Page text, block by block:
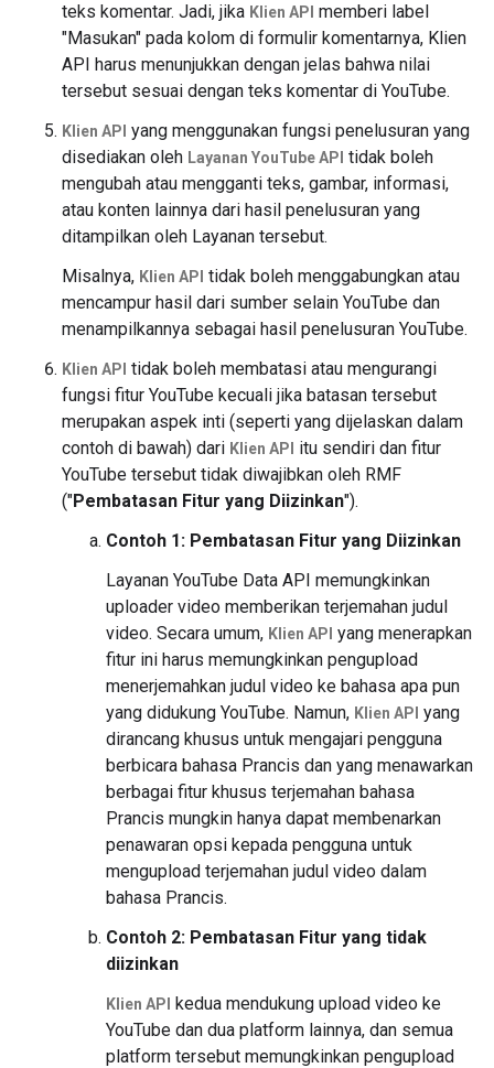
teks komentar. Jadi, jika Klien API memberi label
"Masukan" pada kolom di formulir komentarnya, Klien
API harus menunjukkan dengan jelas bahwa nilai
tersebut sesuai dengan teks komentar di YouTube.
Klien API yang menggunakan fungsi penelusuran yang
disediakan oleh Layanan YouTube API tidak boleh
mengubah atau mengganti teks, gambar, informasi,
atau konten lainnya dari hasil penelusuran yang
ditampilkan oleh Layanan tersebut.
Misalnya, Klien API tidak boleh menggabungkan atau
mencampur hasil dari sumber selain YouTube dan
menampilkannya sebagai hasil penelusuran YouTube.
Klien API tidak boleh membatasi atau mengurangi
fungsi fitur YouTube kecuali jika batasan tersebut
merupakan aspek inti (seperti yang dijelaskan dalam
contoh di bawah) dari Klien API
itu sendiri dan fitur
YouTube tersebut tidak diwajibkan oleh RMF
("Pembatasan Fitur yang Diizinkan").
Contoh 1: Pembatasan Fitur yang Diizinkan
Layanan YouTube Data API memungkinkan
uploader video memberikan terjemahan judul
video. Secara umum, Klien API yang menerapkan
fitur ini harus memungkinkan pengupload
menerjemahkan judul video ke bahasa apa pun
yang didukung YouTube. Namun, Klien API yang
dirancang khusus untuk mengajari pengguna
berbicara bahasa Prancis dan yang menawarkan
berbagai fitur khusus terjemahan bahasa
Prancis mungkin hanya dapat membenarkan
penawaran opsi kepada pengguna untuk
mengupload terjemahan judul video dalam
bahasa Prancis.
Contoh 2: Pembatasan Fitur yang tidak
diizinkan
Klien API kedua mendukung upload video ke
YouTube dan dua platform lainnya, dan semua
platform tersebut memungkinkan pengupload